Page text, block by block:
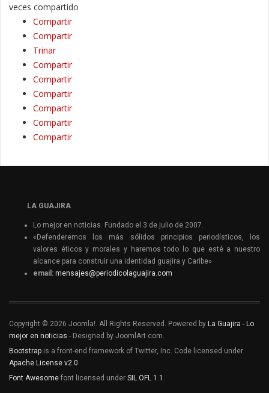
veces compartido
Compartir
Compartir
Trinar
Compartir
Compartir
Compartir
Compartir
Compartir
Compartir
LA GUAJIRA
Lo mejor en noticias. Fundado el 3 de julio de 2007.
«Defenderemos los más sólidos principios periodísticos, los
valores éticos y morales y haremos todo lo que esté a nuestro
alcance para construir una identidad guajira y Caribe»
email: mensajes@periodicolaguajira.com
Copyright © 2026 Joomla!. All Rights Reserved. Powered by La Guajira - Lo
mejor en noticias - Designed by JoomlArt.com.
Bootstrap is a front-end framework of Twitter, Inc. Code licensed under
Apache License v2.0
Font Awesome font licensed under SIL OFL 1.1